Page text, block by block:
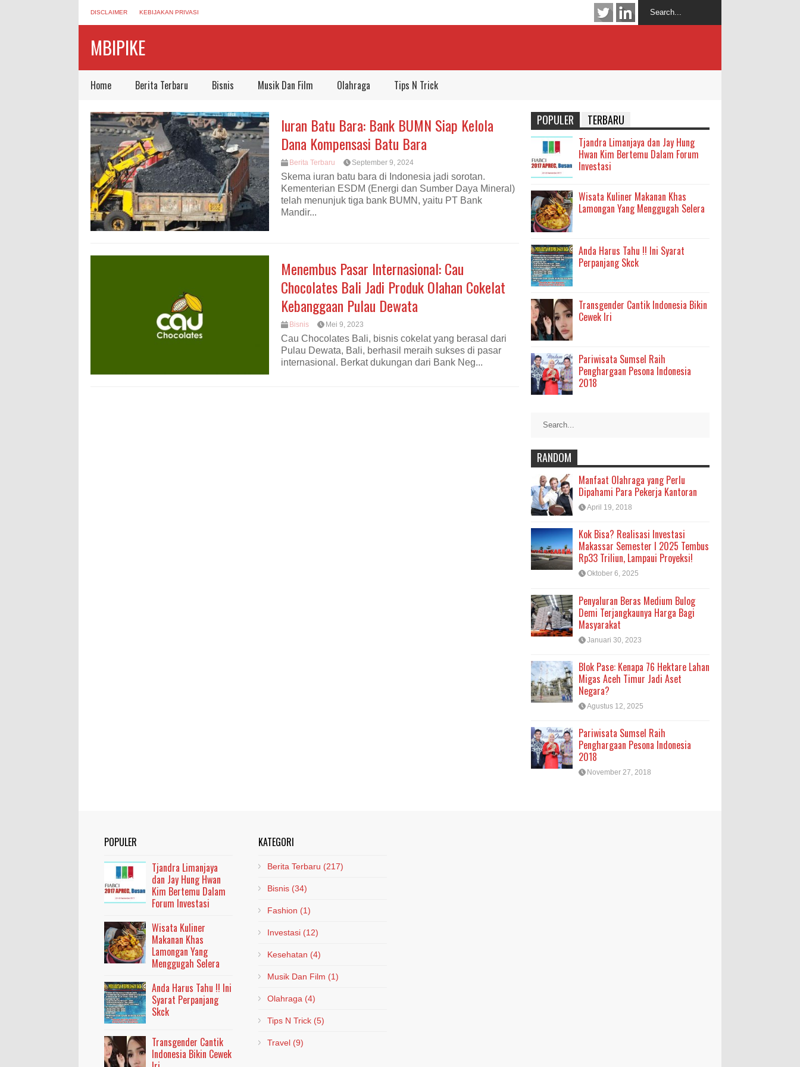
DISCLAIMER KEBIJAKAN PRIVASI
MBIPIKE
Home Berita Terbaru Bisnis Musik Dan Film Olahraga Tips N Trick
Iuran Batu Bara: Bank BUMN Siap Kelola
Dana Kompensasi Batu Bara
Berita Terbaru September 9, 2024
Skema iuran batu bara di Indonesia jadi sorotan.
Kementerian ESDM (Energi dan Sumber Daya Mineral)
telah menunjuk tiga bank BUMN, yaitu PT Bank
Mandir...
Menembus Pasar Internasional: Cau
Chocolates Bali Jadi Produk Olahan Cokelat
Kebanggaan Pulau Dewata
Bisnis Mei 9, 2023
Cau Chocolates Bali, bisnis cokelat yang berasal dari
Pulau Dewata, Bali, berhasil meraih sukses di pasar
internasional. Berkat dukungan dari Bank Neg...
POPULER TERBARU
Tjandra Limanjaya dan Jay Hung
Hwan Kim Bertemu Dalam Forum
Investasi
Wisata Kuliner Makanan Khas
Lamongan Yang Menggugah Selera
Anda Harus Tahu !! Ini Syarat
Perpanjang Skck
Transgender Cantik Indonesia Bikin
Cewek Iri
Pariwisata Sumsel Raih
Penghargaan Pesona Indonesia
2018
RANDOM
Manfaat Olahraga yang Perlu
Dipahami Para Pekerja Kantoran
April 19, 2018
Kok Bisa? Realisasi Investasi
Makassar Semester I 2025 Tembus
Rp33 Triliun, Lampaui Proyeksi!
Oktober 6, 2025
Penyaluran Beras Medium Bulog
Demi Terjangkaunya Harga Bagi
Masyarakat
Januari 30, 2023
Blok Pase: Kenapa 76 Hektare Lahan
Migas Aceh Timur Jadi Aset
Negara?
Agustus 12, 2025
Pariwisata Sumsel Raih
Penghargaan Pesona Indonesia
2018
November 27, 2018
POPULER
Tjandra Limanjaya
dan Jay Hung Hwan
Kim Bertemu Dalam
Forum Investasi
Wisata Kuliner
Makanan Khas
Lamongan Yang
Menggugah Selera
Anda Harus Tahu !! Ini
Syarat Perpanjang
Skck
Transgender Cantik
Indonesia Bikin Cewek
KATEGORI
Berita Terbaru (217)
Bisnis (34)
Fashion (1)
Investasi (12)
Kesehatan (4)
Musik Dan Film (1)
Olahraga (4)
Tips N Trick (5)
Travel (9)